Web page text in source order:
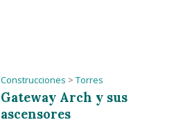
Construcciones > Torres
Gateway Arch y sus
ascensores